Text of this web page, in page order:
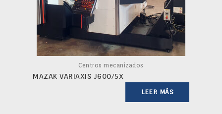
Centros mecanizados
MAZAK VARIAXIS J600/5X
LEER MÁS